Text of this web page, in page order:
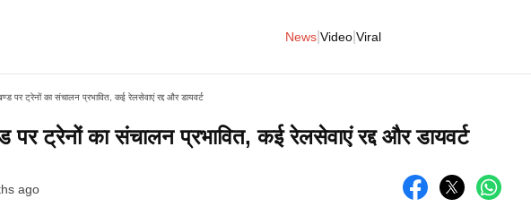
News Video Viral
पर ट्रेनों का संचालन प्रभावित, कई रेलसेवाएं रद्द और डायवर्ट
ट्रेनों का संचालन प्रभावित, कई रेलसेवाएं रद्द और डायवर्ट
ago